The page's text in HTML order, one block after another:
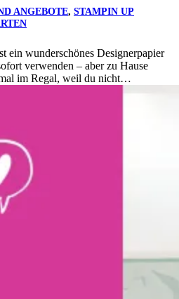
ANGEBOTE, STAMPIN UP
ein wunderschönes Designerpapier
verwenden – aber zu Hause
im Regal, weil du nicht…